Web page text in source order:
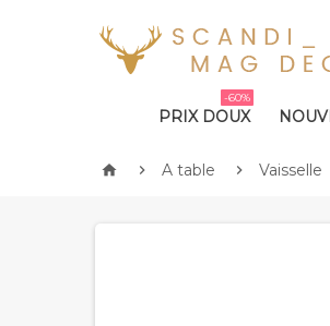
PRIX DOUX
-60%
  A table  Vaisselle